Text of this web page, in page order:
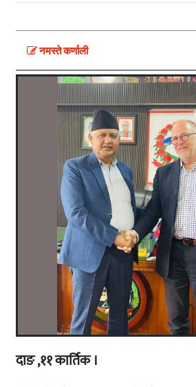
नमस्ते कर्णाली
दाङ ,११ कार्तिक ।